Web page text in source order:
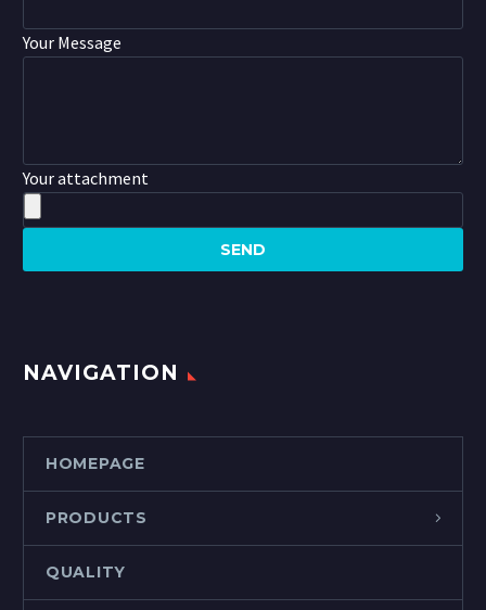
Your Message
Your attachment
NAVIGATION
HOMEPAGE
PRODUCTS
QUALITY